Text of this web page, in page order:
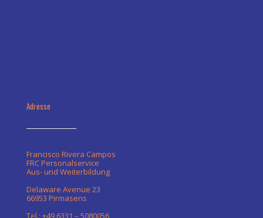
Adresse
Francisco Rivera Campos
FRC Personalservice
Aus- und Weiterbildung
Delaware Avenue 23
66953 Pirmasens
Tel.: +49 6331 – 5080056